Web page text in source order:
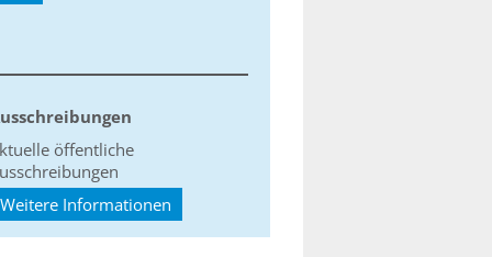
öffentliche
Weitere Informationen